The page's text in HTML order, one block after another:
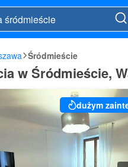
Śródmieście
w Śródmieście,
dużym